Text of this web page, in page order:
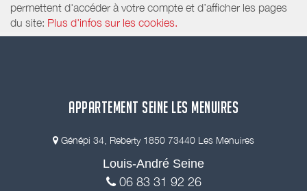
permettent d'accéder à votre compte et d’afficher les pages
du site: Plus d'infos sur les cookies.
APPARTEMENT SEINE LES MENUIRES
Génépi 34, Reberty 1850 73440 Les Menuires
Louis-André Seine
06 83 31 92 26